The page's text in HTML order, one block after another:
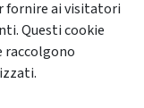
fornire ai visitatori
Questi cookie
raccolgono